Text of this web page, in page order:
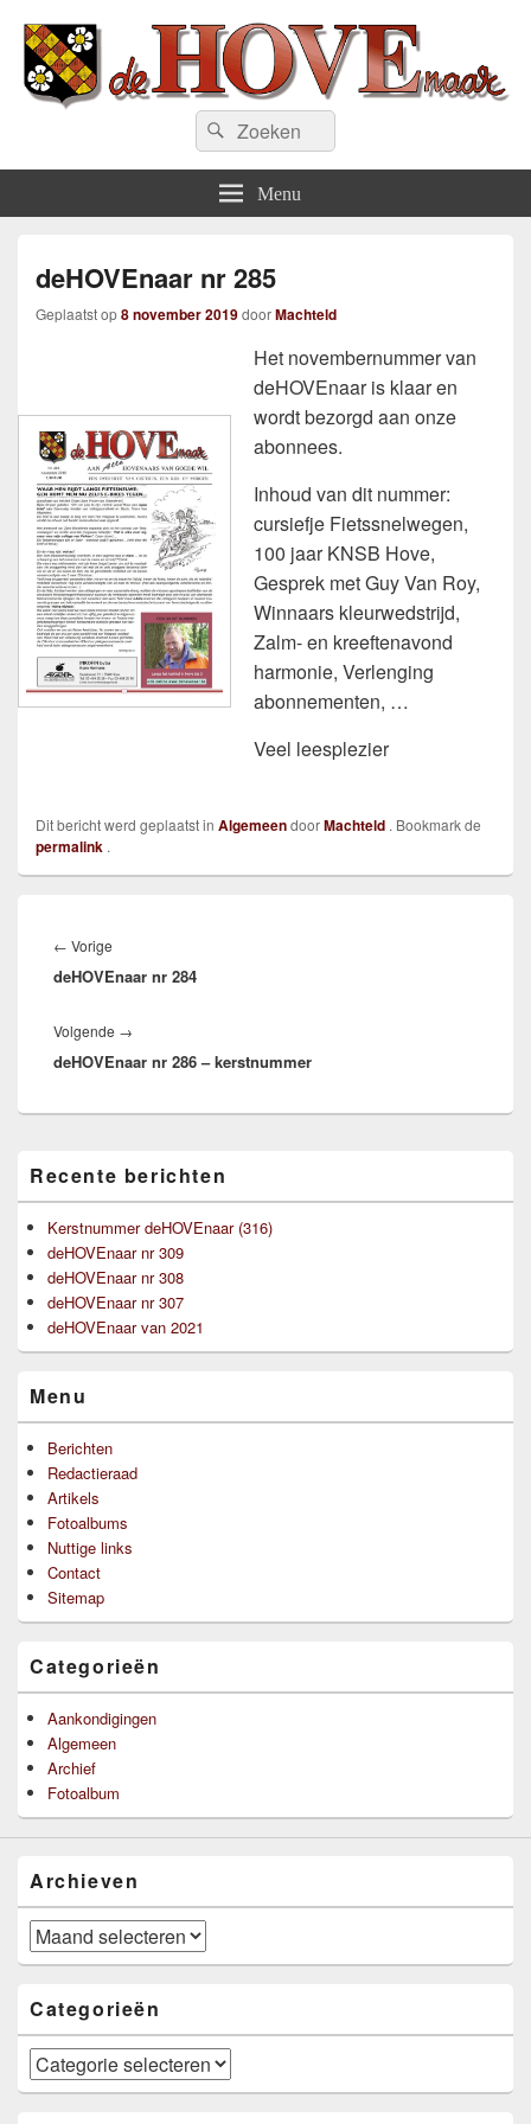
deHOVEnaar.be
Zoeken
naar:
Zoeken
Menu
deHOVEnaar nr 285
Geplaatst op8 november 2019doorMachteld
Het novembernummer van
deHOVEnaar is klaar en
wordt bezorgd aan onze
abonnees.
Inhoud van dit nummer:
cursiefje Fietssnelwegen,
100 jaar KNSB Hove,
Gesprek met Guy Van Roy,
Winnaars kleurwedstrijd,
Zalm- en kreeftenavond
harmonie, Verlenging
abonnementen, …
Veel leesplezier
Dit bericht werd geplaatst in AlgemeendoorMachteld . Bookmark de
permalink .
navigatie
← Vorige
bericht:
deHOVEnaar nr 284
Volgende →
bericht:
deHOVEnaar nr 286 – kerstnummer
zijbalk
widget
gebied
Recente berichten
Kerstnummer deHOVEnaar (316)
deHOVEnaar nr 309
deHOVEnaar nr 308
deHOVEnaar nr 307
deHOVEnaar van 2021
Menu
Berichten
Redactieraad
Artikels
Fotoalbums
Nuttige links
Contact
Sitemap
Categorieën
Aankondigingen
Algemeen
Archief
Fotoalbum
Archieven
Archieven
Categorieën
Categorieën